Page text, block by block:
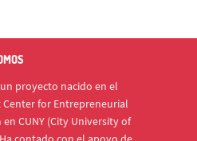
proyecto nacido en el
Center for Entrepreneurial
CUNY (City University of